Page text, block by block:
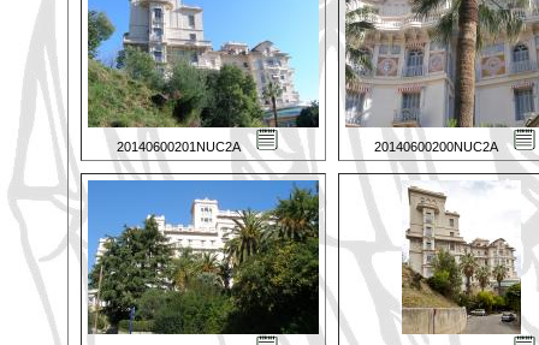
20140600201NUC2A 20140600200NUC2A